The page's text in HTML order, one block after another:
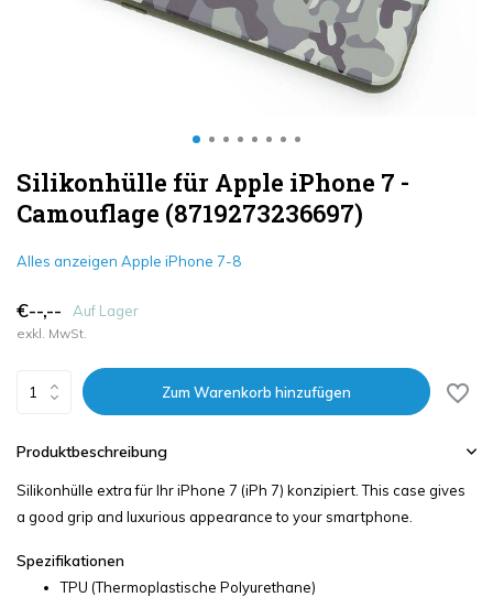
Silikonhülle für Apple iPhone 7 -
Camouflage (8719273236697)
Alles anzeigen Apple iPhone 7-8
€--,-- Auf Lager
exkl. MwSt.
Zum Warenkorb hinzufügen
Produktbeschreibung
Silikonhülle extra für Ihr iPhone 7 (iPh 7) konzipiert. This case gives
a good grip and luxurious appearance to your smartphone.
Spezifikationen
TPU (Thermoplastische Polyurethane)